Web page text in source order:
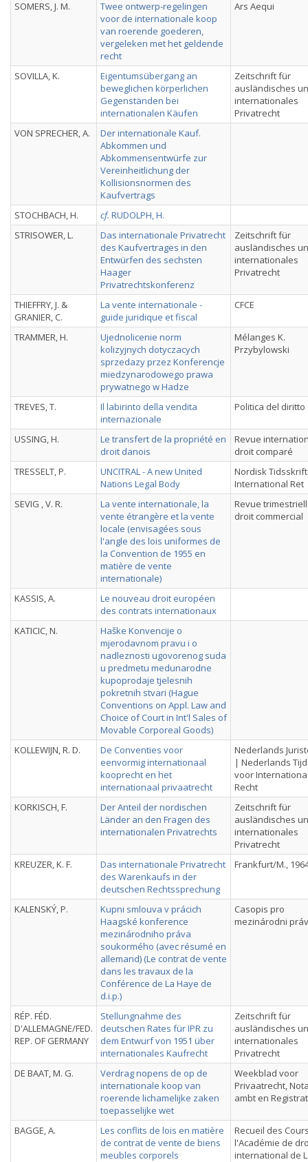
SOMERS, J. M.
Twee ontwerp-regelingen
voor de internationale koop
van roerende goederen,
vergeleken met het geldende
recht
Ars Aequi
SOVILLA, K.
Eigentumsübergang an
beweglichen körperlichen
Gegenständen bei
internationalen Käufen
Zeitschrift für
ausländisches
internationales
Privatrecht
VON SPRECHER, A.
Der internationale Kauf.
Abkommen und
Abkommensentwürfe zur
Vereinheitlichung der
Kollisionsnormen des
Kaufvertrags
STOCHBACH, H.
cf. RUDOLPH, H.
STRISOWER, L.
Das internationale Privatrecht
des Kaufvertrages in den
Entwürfen des sechsten
Haager
Privatrechtskonferenz
Zeitschrift für
ausländisches
internationales
Privatrecht
THIEFFRY, J. &
GRANIER, C.
La vente internationale -
guide juridique et fiscal
CFCE
TRAMMER, H.
Ujednolicenie norm
kolizyjnych dotyczacych
sprzedazy przez Konferencje
miedzynarodowego prawa
prywatnego w Hadze
Mélanges K.
Przybylowski
TREVES, T.
Il labirinto della vendita
internazionale
Politica del diritto
USSING, H.
Le transfert de la propriété en
droit danois
Revue
droit comparé
TRESSELT, P.
UNCITRAL - A new United
Nations Legal Body
Nordisk
International Ret
SEVIG , V. R.
La vente internationale, la
vente étrangère et la vente
locale (envisagées sous
l'angle des lois uniformes de
la Convention de 1955 en
matière de vente
internationale)
Revue
droit commercial
KASSIS, A.
Le nouveau droit européen
des contrats internationaux
KATICIC, N.
Haške Konvencije o
mjerodavnom pravu i o
nadleznosti ugovorenog suda
u predmetu medunarodne
kupoprodaje tjelesnih
pokretnih stvari (Hague
Conventions on Appl. Law and
Choice of Court in Int'l Sales of
Movable Corporeal Goods)
KOLLEWIJN, R. D.
De Conventies voor
eenvormig internationaal
kooprecht en het
internationaal privaatrecht
Nederlands
| Nederlands
voor
Recht
KORKISCH, F.
Der Anteil der nordischen
Länder an den Fragen des
internationalen Privatrechts
Zeitschrift für
ausländisches
internationales
Privatrecht
KREUZER, K. F.
Das internationale Privatrecht
des Warenkaufs in der
deutschen Rechtssprechung
Frankfurt/M.,
KALENSKÝ, P.
Kupni smlouva v prácich
Haagské konference
mezinárodniho práva
soukormého (avec résumé en
allemand) (Le contrat de vente
dans les travaux de la
Conférence de La Haye de
d.i.p.)
Casopis pro
mezinárodni
RÉP. FÉD.
D'ALLEMAGNE/FED.
REP. OF GERMANY
Stellungnahme des
deutschen Rates für IPR zu
dem Entwurf von 1951 über
internationales Kaufrecht
Zeitschrift für
ausländisches
internationales
Privatrecht
DE BAAT, M. G.
Verdrag nopens de op de
internationale koop van
roerende lichamelijke zaken
toepasselijke wet
Weekblad voor
Privaatrecht,
ambt en
BAGGE, A.
Les conflits de lois en matière
de contrat de vente de biens
meubles corporels
Recueil des
l'Académie de
international de